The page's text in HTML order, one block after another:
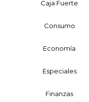
Caja Fuerte
Consumo
Economía
Especiales
Finanzas